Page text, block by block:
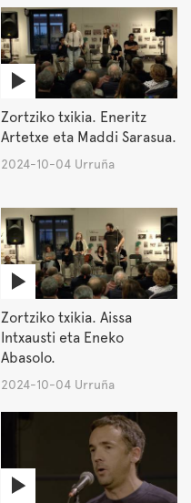
Zortziko txikia. Eneritz
Artetxe eta Maddi Sarasua.
2024-10-04 Urruña
Zortziko txikia. Aissa
Intxausti eta Eneko
Abasolo.
2024-10-04 Urruña